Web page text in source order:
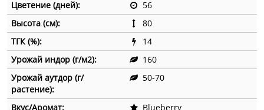
Цветение (дней):
56
Высота (см):
80
ТГК (%):
14
Урожай индор (г/м2):
160
Урожай аутдор (г/
растение):
50-70
Вкус/Аромат:
Blueberry